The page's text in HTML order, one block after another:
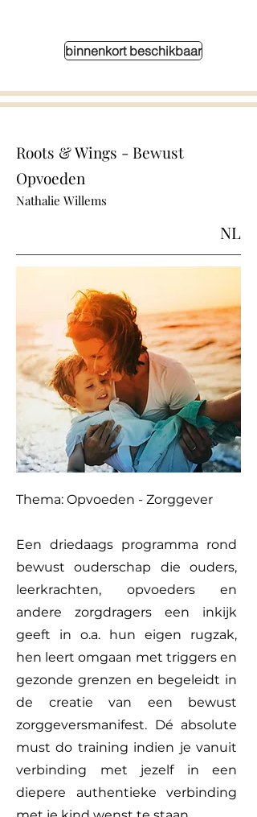
binnenkort beschikbaar
Roots & Wings - Bewust
Opvoeden
Nathalie Willems
NL
Thema: Opvoeden - Zorggever
Een driedaags programma rond
bewust ouderschap die ouders,
leerkrachten, opvoeders en
andere zorgdragers een inkijk
geeft in o.a. hun eigen rugzak,
hen leert omgaan met triggers en
gezonde grenzen en begeleidt in
de creatie van een bewust
zorggeversmanifest. Dé absolute
must do training indien je vanuit
verbinding met jezelf in een
diepere authentieke verbinding